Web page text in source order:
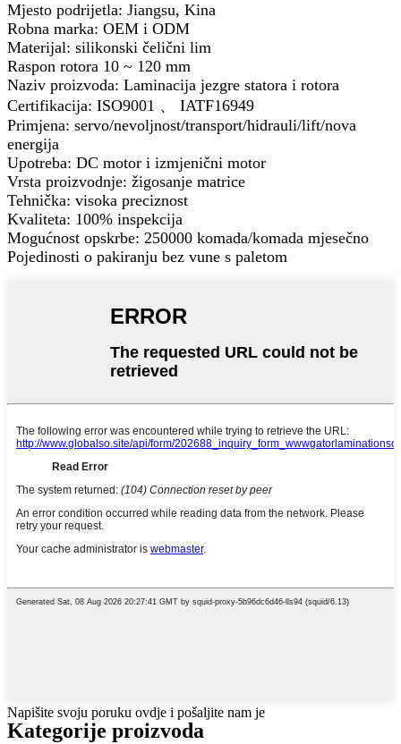
Mjesto podrijetla: Jiangsu, Kina
Robna marka: OEM i ODM
Materijal: silikonski čelični lim
Raspon rotora 10 ~ 120 mm
Naziv proizvoda: Laminacija jezgre statora i rotora
Certifikacija: ISO9001 、 IATF16949
Primjena: servo/nevoljnost/transport/hidrauli/lift/nova
energija
Upotreba: DC motor i izmjenični motor
Vrsta proizvodnje: žigosanje matrice
Tehnička: visoka preciznost
Kvaliteta: 100% inspekcija
Mogućnost opskrbe: 250000 komada/komada mjesečno
Pojedinosti o pakiranju bez vune s paletom
Napišite svoju poruku ovdje i pošaljite nam je
Kategorije proizvoda